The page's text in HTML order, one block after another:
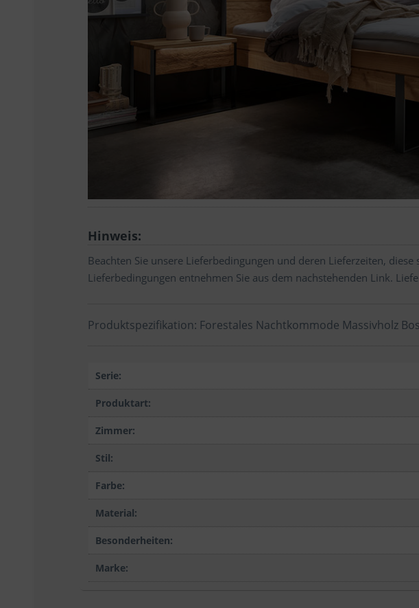
Hinweis:
Beachten Sie unsere Lieferbedingungen und deren Lieferzeiten,
Lieferbedingungen entnehmen Sie aus dem nachstehenden Link.
Produktspezifikation: Forestales Nachtkommode Massivholz
Serie:
Produktart:
Zimmer:
Stil:
Farbe:
Material:
Besonderheiten:
Marke: